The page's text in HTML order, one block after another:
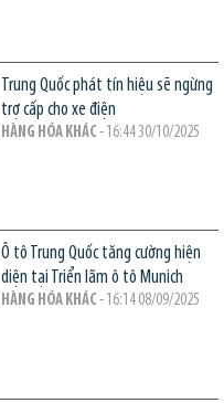
Trung Quốc phát tín hiệu sẽ ngừng
trợ cấp cho xe điện
HÀNG HÓA KHÁC - 16:44 30/10/2025
Ô tô Trung Quốc tăng cường hiện
diện tại Triển lãm ô tô Munich
HÀNG HÓA KHÁC - 16:14 08/09/2025